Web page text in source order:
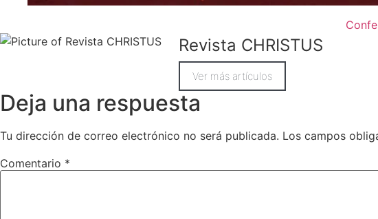
Revista CHRISTUS
Ver más artículos
Deja una respuesta
Tu dirección de correo electrónico no será publicada. Los campos
Comentario *